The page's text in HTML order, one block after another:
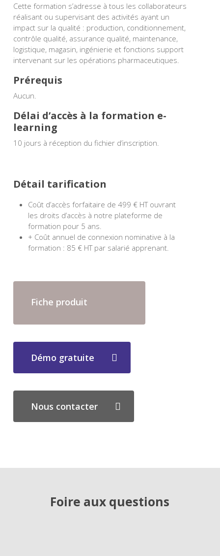
Cette formation s’adresse à tous les collaborateurs
réalisant ou supervisant des activités ayant un
impact sur la qualité : production, conditionnement,
contrôle qualité, assurance qualité, maintenance,
logistique, magasin, ingénierie et fonctions support
intervenant sur les opérations pharmaceutiques.
Prérequis
Aucun.
Délai d’accès à la formation e-
learning
10 jours à réception du fichier d’inscription.
Détail tarification
Coût d’accès forfaitaire de 499 € HT ouvrant
les droits d’accès à notre plateforme de
formation pour 5 ans.
+ Coût annuel de connexion nominative à la
formation : 85 € HT par salarié apprenant.
Fiche produit
Démo gratuite
Nous contacter
Foire aux questions